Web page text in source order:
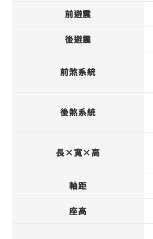
前避震
後避震
前煞系統
後煞系統
長×寬×高
軸距
座高